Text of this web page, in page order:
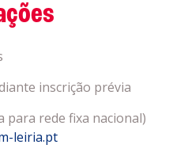
inscrição prévia
para rede fixa nacional)
leiria.pt